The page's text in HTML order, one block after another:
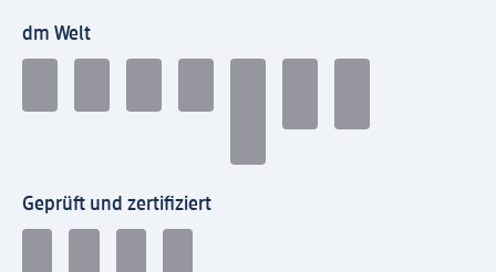
dm Welt
Geprüft und zertifiziert